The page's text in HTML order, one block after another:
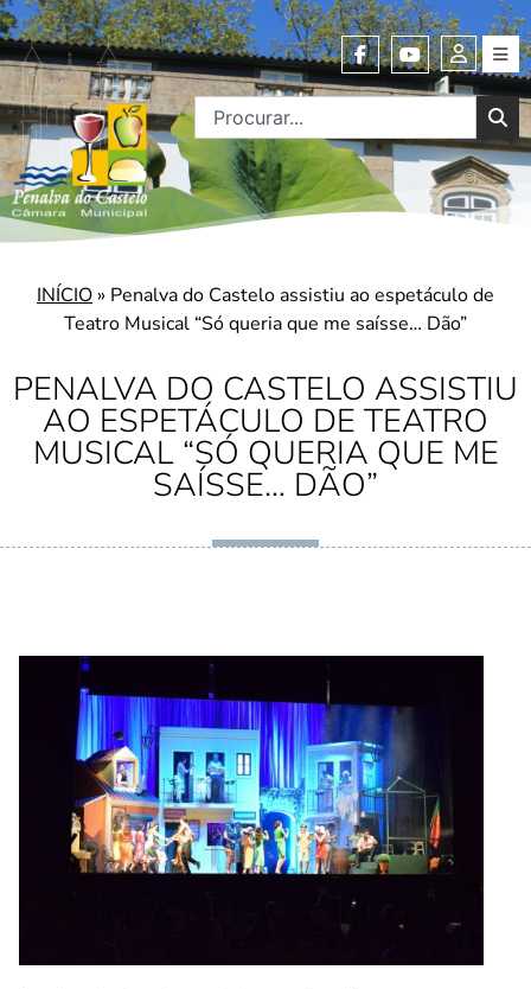
PENALVA DO CASTELO ASSISTIU
AO ESPETÁCULO DE TEATRO
MUSICAL “SÓ QUERIA QUE ME
SAÍSSE… DÃO”
INÍCIO » Penalva do Castelo assistiu ao espetáculo de
Teatro Musical “Só queria que me saísse… Dão”